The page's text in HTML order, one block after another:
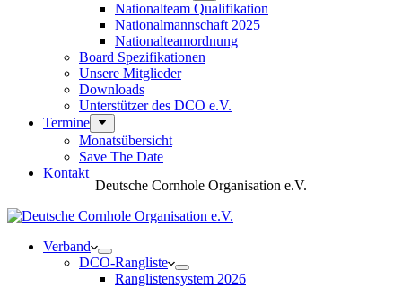
Nationalteam Qualifikation
Nationalmannschaft 2025
Nationalteamordnung
Board Spezifikationen
Unsere Mitglieder
Downloads
Unterstützer des DCO e.V.
Termine
Monatsübersicht
Save The Date
Kontakt
Deutsche Cornhole Organisation e.V.
Verband
DCO-Rangliste
Ranglistensystem 2026